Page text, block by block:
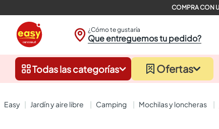
¿Cómo te gustaría
Que entreguemos tu pedido?
Todas las categorías Ofertas
jardín y aire libre camping mochilas y loncheras